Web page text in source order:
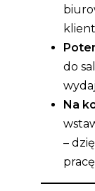
do
Na
–